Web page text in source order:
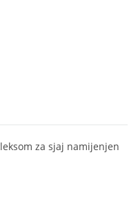
za sjaj namijenjen